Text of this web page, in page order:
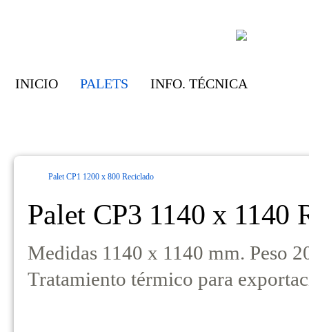
INICIO PALETS INFO. TÉCNICA
Palet CP1 1200 x 800 Reciclado
Palet CP3 1140 x 1140
Medidas 1140 x 1140 mm. Peso
Tratamiento térmico para